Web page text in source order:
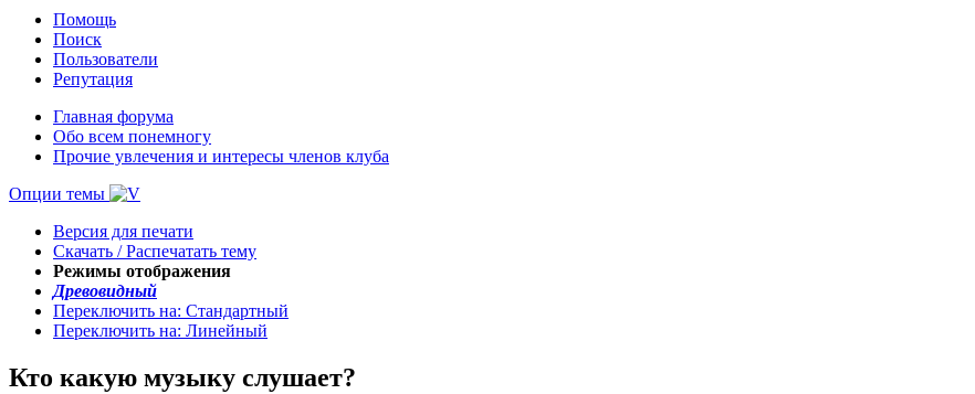
Помощь
Поиск
Пользователи
Репутация
Главная форума
Обо всем понемногу
Прочие увлечения и интересы членов клуба
Опции темы
Версия для печати
Скачать / Распечатать тему
Режимы отображения
Древовидный
Переключить на: Стандартный
Переключить на: Линейный
Кто какую музыку слушает?